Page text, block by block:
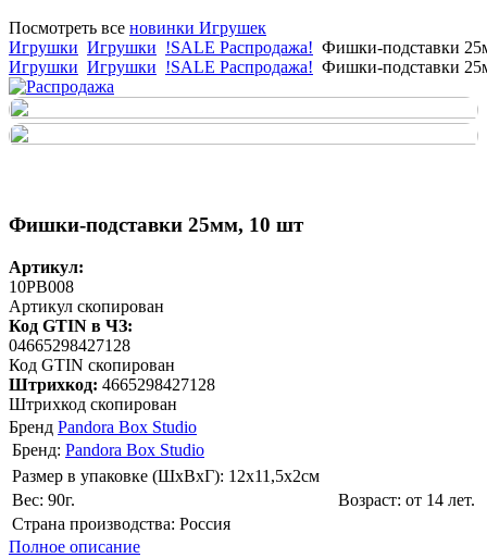
Посмотреть все новинки Игрушек
Игрушки Игрушки !SALE Распродажа! Фишки-подставки
Игрушки Игрушки !SALE Распродажа! Фишки-подставки
Фишки-подставки 25мм, 10 шт
Артикул:
10PB008
Артикул скопирован
Код GTIN в ЧЗ:
04665298427128
Код GTIN скопирован
Штрихкод: 4665298427128
Штрихкод скопирован
Бренд Pandora Box Studio
Бренд: Pandora Box Studio
Размер в упаковке (ШхВxГ): 12х11,5х2cм
Вес: 90г.
Возраст: от 14 лет.
Страна производства: Россия
Полное описание